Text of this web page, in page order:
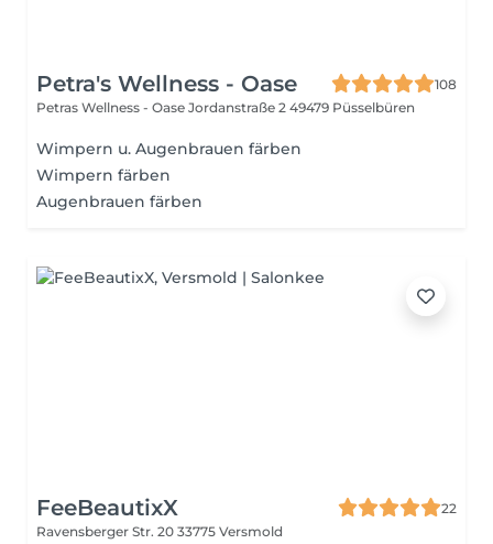
Petra's Wellness - Oase
108
Petras Wellness - Oase Jordanstraße 2 49479 Püsselbüren
Wimpern u. Augenbrauen färben
Wimpern färben
Augenbrauen färben
FeeBeautixX
22
Ravensberger Str. 20 33775 Versmold